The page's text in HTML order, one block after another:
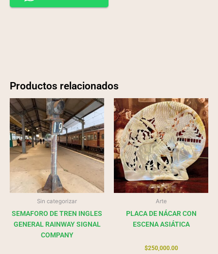
Productos relacionados
Sin categorizar
SEMAFORO DE TREN INGLES
GENERAL RAINWAY SIGNAL
COMPANY
Arte
PLACA DE NÁCAR CON
ESCENA ASIÁTICA
$250,000.00